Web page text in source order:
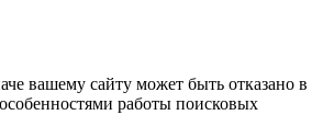
вашему сайту может быть отказано в
работы поисковых